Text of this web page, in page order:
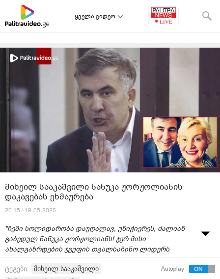
ყველა ვიდეო
მიხეილ სააკაშვილი ნანუკა ჟორჟოლიანის
დაკავებას ეხმაურება
20:15 / 19-05-2026
"ჩემი სოლიდარობა დაუღალავ, უნიჭიერეს, ძალიან
გაბედულ ნანუკა ჟორჟოლიანს! ჯერ მისი
ახალგაზრდების ჯგუფის თვალსაჩინო ლიდერს
ბინძური ბრალდებები შეუთითხნეს, ახლა ნანუკა
დაიჭირეს. ძირს ანტიქართული მოღალატე
ტეგები:
მიხეილ სააკაშვილი
Autoplay